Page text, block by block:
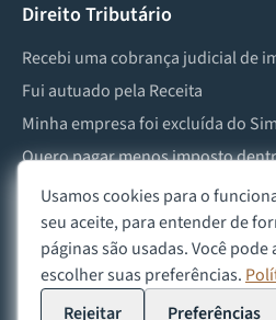
Direito Tributário
Recebi uma cobrança judicial de
Fui autuado pela Receita
Minha empresa foi excluída do
Quero pagar menos imposto
Preciso lidar com imposto de
2026Advocacia Custódio
Política de Privacidade Política de
Usamos cookies para o
seu aceite, para entender de
páginas são usadas. Você
escolher suas preferências.
Rejeitar
Preferências